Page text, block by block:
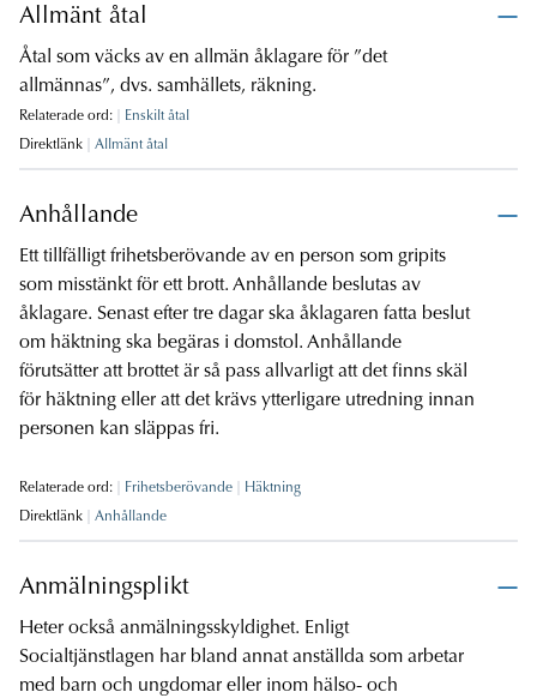
Allmänt åtal
Åtal som väcks av en allmän åklagare för ”det
allmännas”, dvs. samhällets, räkning.
Relaterade ord:
Enskilt åtal
Direktlänk
Allmänt åtal
Anhållande
Ett tillfälligt frihetsberövande av en person som gripits
som misstänkt för ett brott. Anhållande beslutas av
åklagare. Senast efter tre dagar ska åklagaren fatta beslut
om häktning ska begäras i domstol. Anhållande
förutsätter att brottet är så pass allvarligt att det finns skäl
för häktning eller att det krävs ytterligare utredning innan
personen kan släppas fri.
Relaterade ord: Frihetsberövande
Häktning
Direktlänk
Anhållande
Anmälningsplikt
Heter också anmälningsskyldighet. Enligt
Socialtjänstlagen har bland annat anställda som arbetar
med barn och ungdomar eller inom hälso- och